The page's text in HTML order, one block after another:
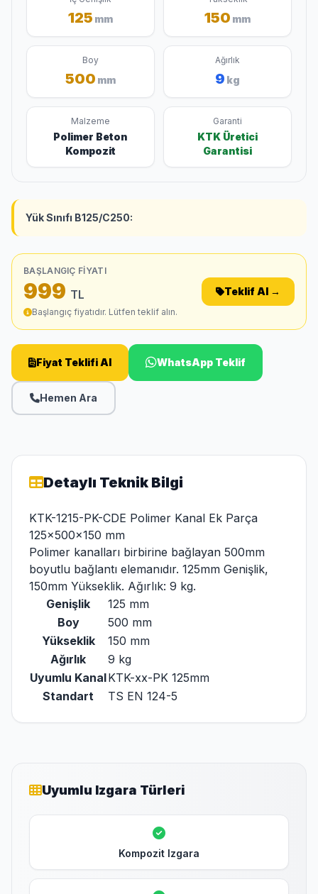
125 mm 150 mm
Boy
500 mm
Ağırlık
9 kg
Malzeme
Polimer Beton
Kompozit
Garanti
KTK Üretici
Garantisi
Yük Sınıfı B125/C250:
BAŞLANGIÇ FIYATI
999 TL
Başlangıç fiyatıdır. Lütfen teklif alın.
Teklif Al →
Fiyat Teklifi Al WhatsApp Teklif
Hemen Ara
Detaylı Teknik Bilgi
KTK-1215-PK-CDE Polimer Kanal Ek Parça
125x500x150 mm
Polimer kanalları birbirine bağlayan 500mm
boyutlu bağlantı elemanıdır. 125mm Genişlik,
150mm Yükseklik. Ağırlık: 9 kg.
Genişlik
125 mm
Boy
500 mm
Yükseklik
150 mm
Ağırlık
9 kg
Uyumlu KanalKTK-xx-PK 125mm
Standart
TS EN 124-5
Uyumlu Izgara Türleri
Kompozit Izgara